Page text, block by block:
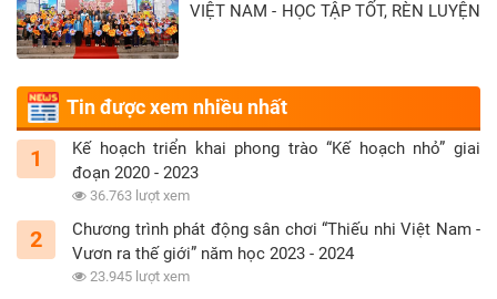
VIỆT NAM - HỌC TẬP TỐT, RÈN LUYỆN
Tin được xem nhiều nhất
1
Kế hoạch triển khai phong trào “Kế hoạch nhỏ” giai
đoạn 2020 - 2023
36.763 lượt xem
2
Chương trình phát động sân chơi “Thiếu nhi Việt Nam -
Vươn ra thế giới” năm học 2023 - 2024
23.945 lượt xem